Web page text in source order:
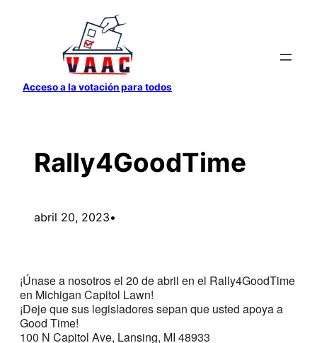
contenido
Acceso a la votación para todos
Rally4GoodTime
abril 20, 2023•
¡Únase a nosotros el 20 de abril en el Rally4GoodTime
en Michigan Capitol Lawn!
¡Deje que sus legisladores sepan que usted apoya a
Good Time!
100 N Capitol Ave, Lansing, MI 48933